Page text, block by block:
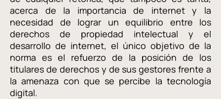
acerca de la importancia de internet y la
necesidad de lograr un equilibrio entre los
derechos de propiedad intelectual y el
desarrollo de internet, el único objetivo de la
norma es el refuerzo de la posición de los
titulares de derechos y de sus gestores frente a
la amenaza con que se percibe la tecnología
digital.